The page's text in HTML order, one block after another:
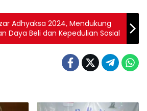
Adhyaksa 2024, Mendukung
Daya Beli dan Kepedulian Sosial